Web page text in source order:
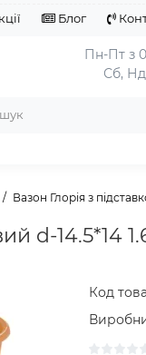
Блог
Пн-Пт з
Сб,
Вазон Глорія з
d-14.5*14
Код